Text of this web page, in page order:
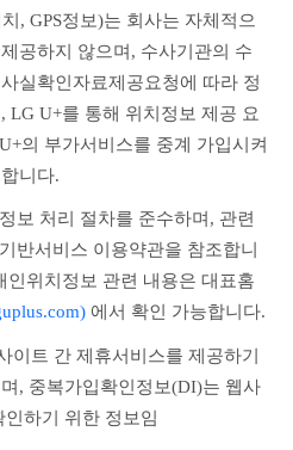
, GPS정보)는 회사는 자체적으
공하지 않으며, 수사기관의 수
실확인자료제공요청에 따라 정
LG U+를 통해 위치정보 제공 요
의 부가서비스를 중계 가입시켜
니다.
보 처리 절차를 준수하며, 관련
반서비스 이용약관을 참조합니
인위치정보 관련 내용은 대표홈
에서 확인 가능합니다.
트 간 제휴서비스를 제공하기
, 중복가입확인정보(DI)는 웹사
하기 위한 정보임